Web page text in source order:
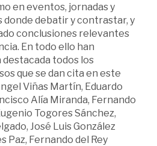
en eventos, jornadas y
debatir y contrastar, y
conclusiones relevantes
En todo ello han
todos los
que se dan cita en este
Viñas Martín, Eduardo
Alía Miranda, Fernando
Togores Sánchez,
José Luis González
Paz, Fernando del Rey